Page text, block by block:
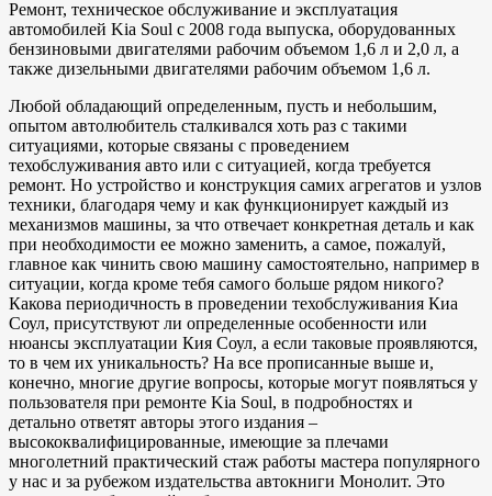
Ремонт, техническое обслуживание и эксплуатация
автомобилей Kia Soul с 2008 года выпуска, оборудованных
бензиновыми двигателями рабочим объемом 1,6 л и 2,0 л, а
также дизельными двигателями рабочим объемом 1,6 л.
Любой обладающий определенным, пусть и небольшим,
опытом автолюбитель сталкивался хоть раз с такими
ситуациями, которые связаны с проведением
техобслуживания авто или с ситуацией, когда требуется
ремонт. Но устройство и конструкция самих агрегатов и узлов
техники, благодаря чему и как функционирует каждый из
механизмов машины, за что отвечает конкретная деталь и как
при необходимости ее можно заменить, а самое, пожалуй,
главное как чинить свою машину самостоятельно, например в
ситуации, когда кроме тебя самого больше рядом никого?
Какова периодичность в проведении техобслуживания Киа
Соул, присутствуют ли определенные особенности или
нюансы эксплуатации Кия Соул, а если таковые проявляются,
то в чем их уникальность? На все прописанные выше и,
конечно, многие другие вопросы, которые могут появляться у
пользователя при ремонте Kia Soul, в подробностях и
детально ответят авторы этого издания –
высококвалифицированные, имеющие за плечами
многолетний практический стаж работы мастера популярного
у нас и за рубежом издательства автокниги Монолит. Это